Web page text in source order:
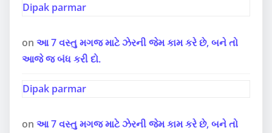
Dipak parmar
on આ 7 વસ્તુ મગજ માટે ઝેરની જેમ કામ કરે છે, બને તો
આજે જ બંધ કરી દો.
Dipak parmar
on આ 7 વસ્તુ મગજ માટે ઝેરની જેમ કામ કરે છે, બને તો